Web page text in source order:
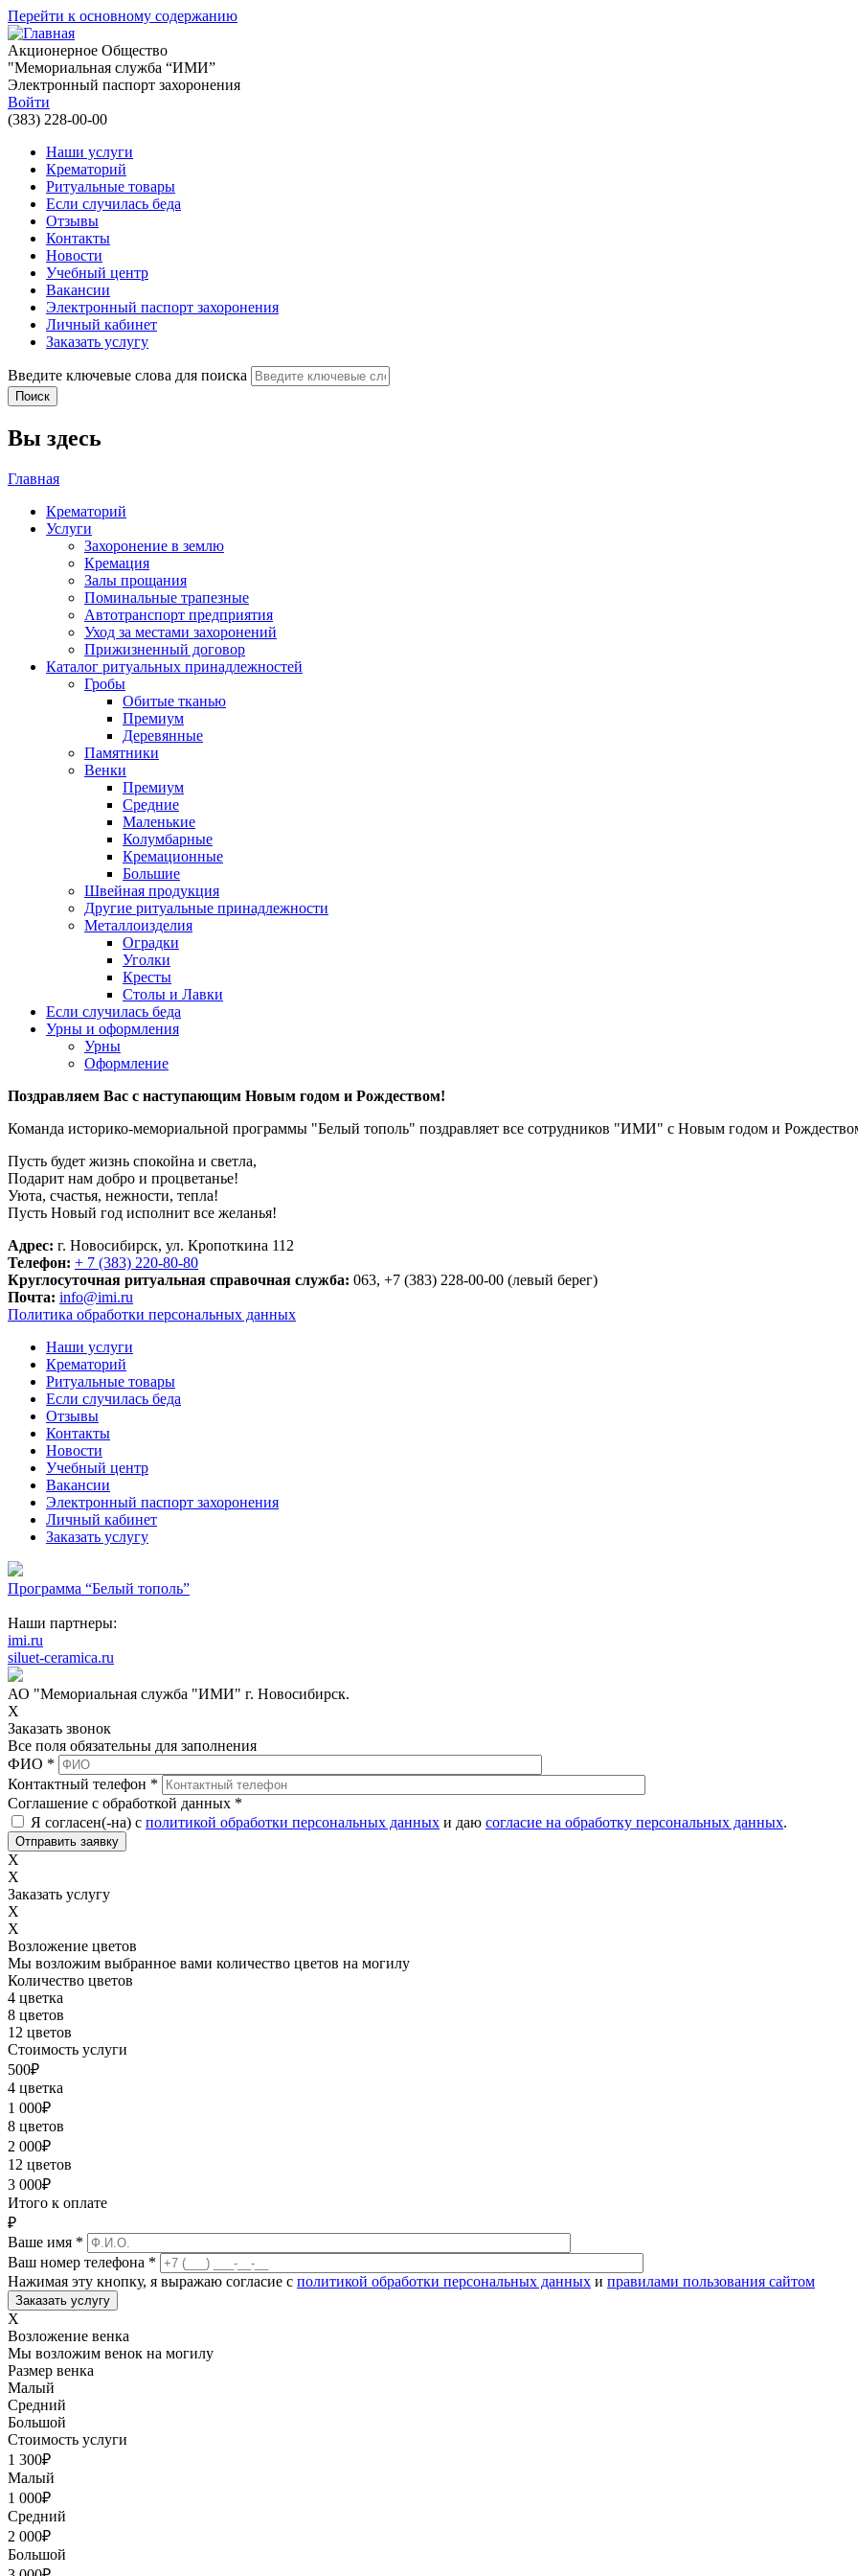
Перейти к основному содержанию
Акционерное Общество
"Мемориальная служба “ИМИ”
Электронный паспорт захоронения
Войти
(383) 228-00-00
Наши услуги
Крематорий
Ритуальные товары
Если случилась беда
Отзывы
Контакты
Новости
Учебный центр
Вакансии
Электронный паспорт захоронения
Личный кабинет
Заказать услугу
Введите ключевые слова для поиска
Вы здесь
Главная
Крематорий
Услуги
Захоронение в землю
Кремация
Залы прощания
Поминальные трапезные
Автотранспорт предприятия
Уход за местами захоронений
Прижизненный договор
Каталог ритуальных принадлежностей
Гробы
Обитые тканью
Премиум
Деревянные
Памятники
Венки
Премиум
Средние
Маленькие
Колумбарные
Кремационные
Большие
Швейная продукция
Другие ритуальные принадлежности
Металлоизделия
Оградки
Уголки
Кресты
Столы и Лавки
Если случилась беда
Урны и оформления
Урны
Оформление
Поздравляем Вас с наступающим Новым годом и Рождеством!
Команда историко-мемориальной программы "Белый тополь" поздравляет все сотрудников "ИМИ" с Новым годом и
Пусть будет жизнь спокойна и светла,
Подарит нам добро и процветанье!
Уюта, счастья, нежности, тепла!
Пусть Новый год исполнит все желанья!
Адрес: г. Новосибирск, ул. Кропоткина 112
Телефон: + 7 (383) 220-80-80
Круглосуточная ритуальная справочная служба: 063, +7 (383) 228-00-00 (левый берег)
Почта: info@imi.ru
Политика обработки персональных данных
Наши услуги
Крематорий
Ритуальные товары
Если случилась беда
Отзывы
Контакты
Новости
Учебный центр
Вакансии
Электронный паспорт захоронения
Личный кабинет
Заказать услугу
Программа “Белый тополь”
Наши партнеры:
imi.ru
siluet-ceramica.ru
АО "Мемориальная служба "ИМИ" г. Новосибирск.
X
Заказать звонок
Все поля обязательны для заполнения
ФИО *
Контактный телефон *
Соглашение с обработкой данных *
Я согласен(-на) с политикой обработки персональных данных и даю согласие на обработку персональных данных.
X
X
Заказать услугу
X
X
Возложение цветов
Мы возложим выбранное вами количество цветов на могилу
Количество цветов
4 цветка
8 цветов
12 цветов
Стоимость услуги
500₽
4 цветка
1 000₽
8 цветов
2 000₽
12 цветов
3 000₽
Итого к оплате
₽
Ваше имя *
Ваш номер телефона *
Нажимая эту кнопку, я выражаю согласие с политикой обработки персональных данных и правилами пользования сайтом
X
Возложение венка
Мы возложим венок на могилу
Размер венка
Малый
Средний
Большой
Стоимость услуги
1 300₽
Малый
1 000₽
Средний
2 000₽
Большой